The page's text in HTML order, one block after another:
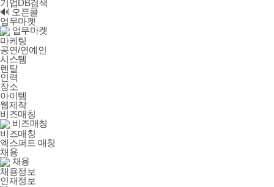
기업DB검색
🔊 오픈콜
업무마켓
업무마켓
마케팅
공연/연예인
시스템
렌탈
인력
장소
아이템
웹제작
비즈매칭
비즈매칭
비즈매칭
엑스퍼트 매칭
채용
채용
채용정보
인재정보